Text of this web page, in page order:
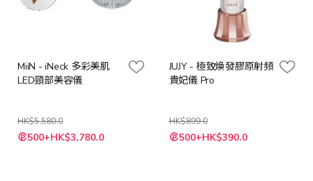
MiiN - iNeck 多彩美肌
LED頸部美容儀
HK$5,580.0
特
殊 500+HK$3,780.0
JUJY - 極致煥發膠原射頻
貴妃儀 Pro
HK$899.0
特
殊 500+HK$390.0